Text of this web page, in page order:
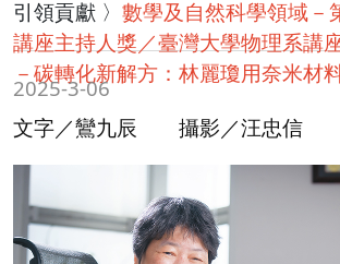
引領貢獻 〉 數學及自然科學領域－
講座主持人獎／臺灣大學物理系講
－碳轉化新解方：林麗瓊用奈米材
2025-3-06
文字／鸞九辰 攝影／汪忠信